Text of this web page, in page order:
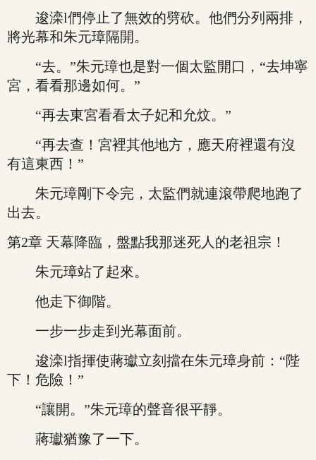
逡滦l們停止了無效的劈砍。他們分列兩排，
將光幕和朱元璋隔開。
“去。”朱元璋也是對一個太監開口，“去坤寧
宮，看看那邊如何。”
“再去東宮看看太子妃和允炆。”
“再去查！宮裡其他地方，應天府裡還有沒
有這東西！”
朱元璋剛下令完，太監們就連滾帶爬地跑了
出去。
第2章 天幕降臨，盤點我那迷死人的老祖宗！
朱元璋站了起來。
他走下御階。
一步一步走到光幕面前。
逡滦l指揮使蔣瓛立刻擋在朱元璋身前：“陛
下！危險！”
“讓開。”朱元璋的聲音很平靜。
蔣瓛猶豫了一下。